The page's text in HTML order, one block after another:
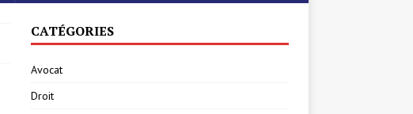
CATÉGORIES
Avocat
Droit